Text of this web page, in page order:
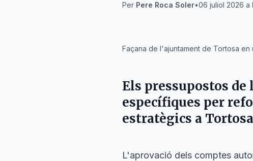
Per Pere Roca Soler•06 juliol 2026 a
Façana de l'ajuntament de Tortosa en
Els pressupostos de
específiques per
estratègics a Tortosa
L'aprovació dels comptes